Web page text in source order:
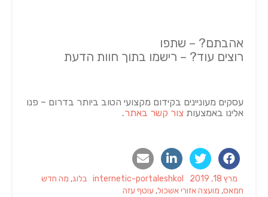
אהבתם? – שתפו
רוצים עוד? – רישמו בתוך חוות הדעת
עסקים מעוניינים בקידום מקצועי הטוב ביותר בדרום – פנו
אלינו באמצעות צור קשר באתר.
Posted
on
מרץ 18, 2019 Author
internetic-portaleshkol
Categories
בלוג, מה חדש
חמאס, מועצה אזורי אשכול, עוטף עזה